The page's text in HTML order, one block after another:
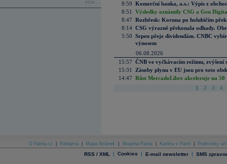
více...
8:59 Komerční banka, a.s.: Výpis z
8:51
Výsledky oznámily CSG a Gen
8:47 Rozbřesk: Koruna po holubičím
8:14 CSG výrazně překonala odhady.
5:50 Srpen přeje dividendám. CNBC
výnosem
06.08.2026
15:57 ČNB ve vyčkávacím režimu, zvýšení
15:31
Zásoby plynu v EU jsou pro toto
14:47 Růst MercadoLibre akceleruje na
1 2 3 4
O Patria.cz Reklama Mapa Stránek Skupina Patria Kariéra v Patrii Podmínky
RSS / XML | Cookies | E-mail newsletter | SMS